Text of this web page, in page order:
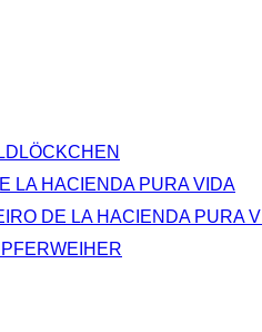
LA HACIENDA PURA VIDA
DE LA HACIENDA PURA